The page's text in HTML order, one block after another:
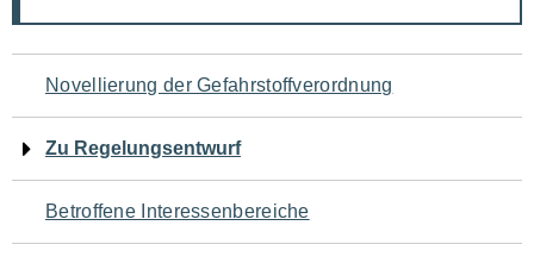
Navigation
für
den
Seiteninhalt
Novellierung der Gefahrstoffverordnung
Zu Regelungsentwurf
Betroffene Interessenbereiche